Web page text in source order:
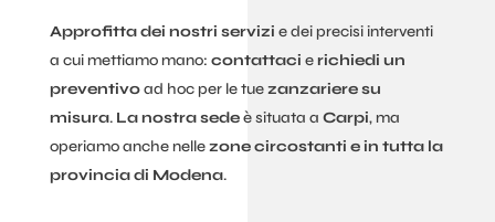
Approfitta dei nostri servizi e dei precisi interventi
a cui mettiamo mano: contattaci erichiedi un
preventivoad hoc per le tuezanzariere su
misura. La nostra sedeè situata a Carpi, ma
operiamo anche nellezone circostanti e in tutta la
provincia di Modena.